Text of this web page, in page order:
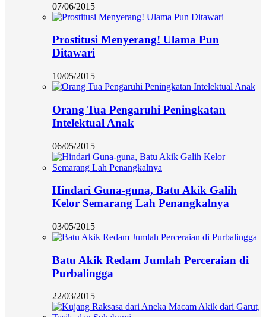
07/06/2015
Prostitusi Menyerang! Ulama Pun
Ditawari
10/05/2015
Orang Tua Pengaruhi Peningkatan
Intelektual Anak
06/05/2015
Hindari Guna-guna, Batu Akik Galih
Kelor Semarang Lah Penangkalnya
03/05/2015
Batu Akik Redam Jumlah Perceraian di
Purbalingga
22/03/2015